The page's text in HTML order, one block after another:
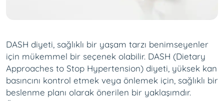
DASH diyeti, sağlıklı bir yaşam tarzı benimseyenler
için mükemmel bir seçenek olabilir. DASH (Dietary
Approaches to Stop Hypertension) diyeti, yüksek kan
basıncını kontrol etmek veya önlemek için, sağlıklı bir
beslenme planı olarak önerilen bir yaklaşımdır.